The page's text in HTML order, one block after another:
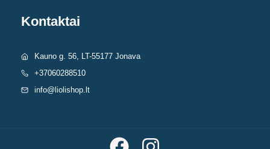
Kontaktai
Kauno g. 56, LT-55177 Jonava
+37060288510
info@liolishop.lt